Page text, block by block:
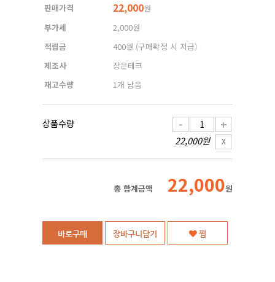
판매가격
22,000원
부가세
2,000원
적립금
400원 (구매확정 시 지급)
제조사
장은테크
재고수량
1개 남음
상품수량 - +
22,000원 X
총 합계금액 22,000원
바로구매 장바구니담기 찜